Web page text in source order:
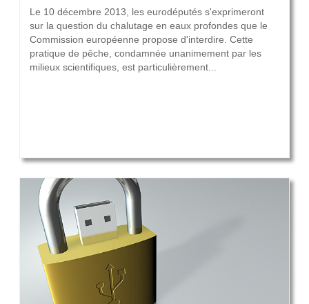
Le 10 décembre 2013, les eurodéputés s'exprimeront
sur la question du chalutage en eaux profondes que le
Commission européenne propose d'interdire. Cette
pratique de pêche, condamnée unanimement par les
milieux scientifiques, est particulièrement...